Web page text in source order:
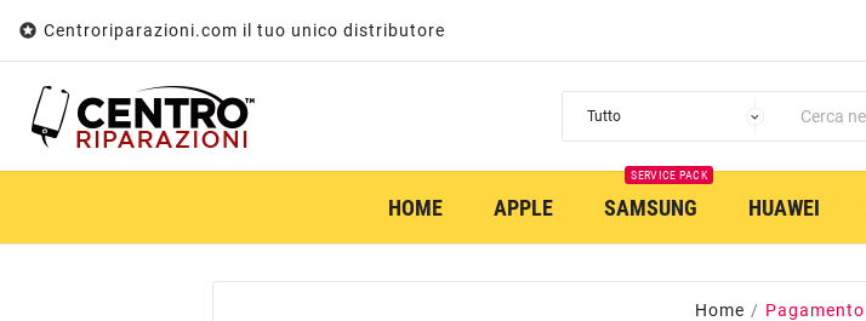
 Centroriparazioni.com il tuo unico distributore
HOME APPLE SAMSUNG
SERVICE PACK
HUAWEI
Home